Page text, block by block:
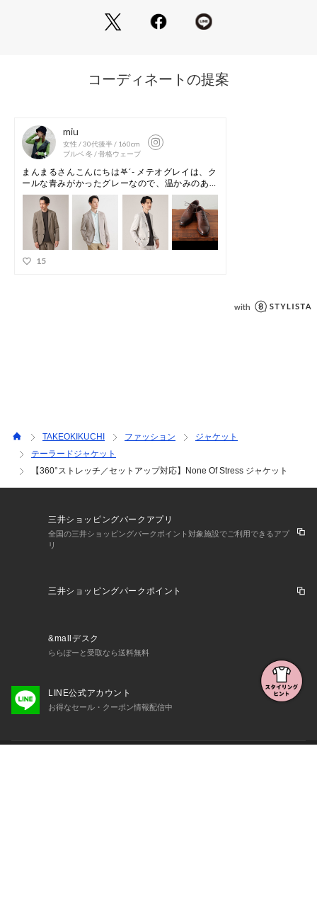
かけて据えています。
動きやすさとスタイリッシュさの両立を実現しました。
肩周りに丸みをつけ、バストは立体感を持たせた美しいシルエ
移動ではストレッチ性に富み、シワも気にせず着用することが
できるリラクシーなジャケットです。
洗濯時に水抜けしやすい仕様になっています。
裏仕様は背抜き仕様。
【仕様】
・ポケット数：左胸×1 横×2 内側×4
【素材・特性】
日本の合繊素材の中心地の北陸合繊。
で、遠目無地の無地柄素材で近年非常にタケオキクチでも人気
※照明の関係により、実際よりも色味が違って見える場合があ
TAKEOKIKUCHI ファッション
ジャケット
テーラードジャケット
【360°ストレッチ／セットアップ対応】None Of Stress ジャケット
三井ショッピングパークアプリ
全国の三井ショッピングパークポイント対象施設でご利用できるアプ
リ
三井ショッピングパークポイント
&mallデスク
ららぽーと受取なら送料無料
LINE公式アカウント
お得なセール・クーポン情報配信中